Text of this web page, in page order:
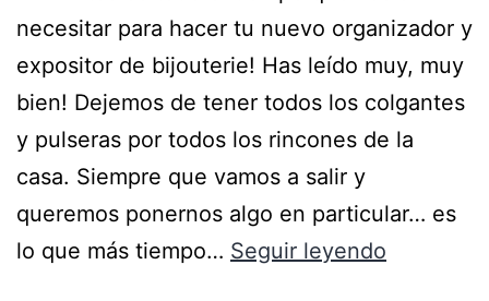
necesitar para hacer tu nuevo organizador y
expositor de bijouterie! Has leído muy, muy
bien! Dejemos de tener todos los colgantes
y pulseras por todos los rincones de la
casa. Siempre que vamos a salir y
queremos ponernos algo en particular… es
lo que más tiempo… Seguir leyendo